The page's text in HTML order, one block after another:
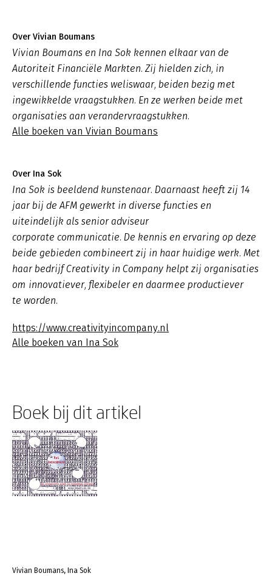
Over Vivian Boumans
Vivian Boumans en Ina Sok kennen elkaar van de
Autoriteit Financiële Markten. Zij hielden zich, in
verschillende functies weliswaar, beiden bezig met
ingewikkelde vraagstukken. En ze werken beide met
organisaties aan verandervraagstukken.
Alle boeken van Vivian Boumans
Over Ina Sok
Ina Sok is beeldend kunstenaar. Daarnaast heeft zij 14
jaar bij de AFM gewerkt in diverse functies en
uiteindelijk als senior adviseur
corporate communicatie. De kennis en ervaring op deze
beide gebieden combineert zij in haar huidige werk. Met
haar bedrijf Creativity in Company helpt zij organisaties
om innovatiever, flexibeler en daarmee productiever
te worden.
https://www.creativityincompany.nl
Alle boeken van Ina Sok
Boek bij dit artikel
Vivian Boumans, Ina Sok